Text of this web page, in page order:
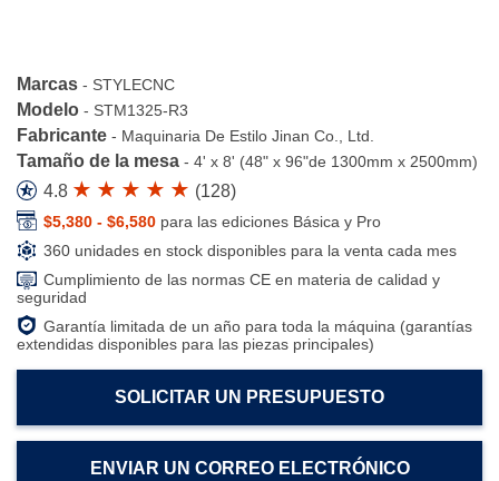
Marcas - STYLECNC
Modelo - STM1325-R3
Fabricante - Maquinaria De Estilo Jinan Co., Ltd.
Tamaño de la mesa - 4' x 8' (48" x 96"de 1300mm x 2500mm)
4.8 (128)
$5,380 - $6,580 para las ediciones Básica y Pro
360 unidades en stock disponibles para la venta cada mes
Cumplimiento de las normas CE en materia de calidad y
seguridad
Garantía limitada de un año para toda la máquina (garantías
extendidas disponibles para las piezas principales)
SOLICITAR UN PRESUPUESTO
ENVIAR UN CORREO ELECTRÓNICO